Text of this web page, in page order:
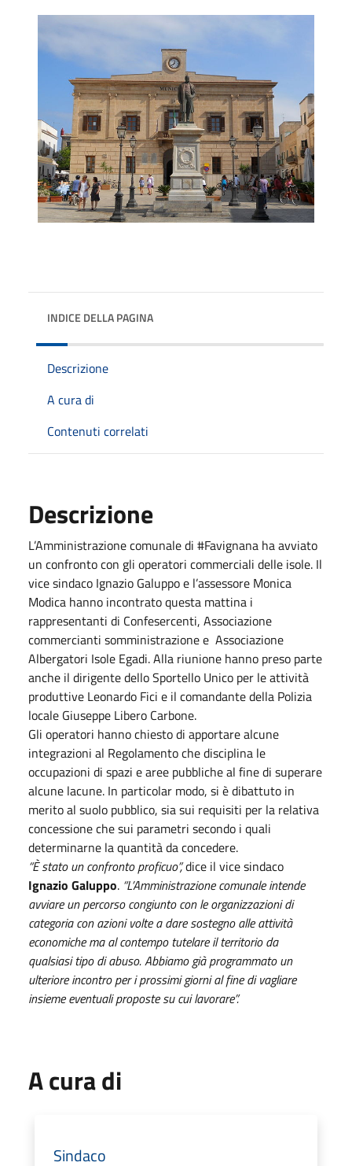
INDICE DELLA PAGINA
Descrizione
A cura di
Contenuti correlati
Descrizione
L’Amministrazione comunale di #Favignana ha avviato
un confronto con gli operatori commerciali delle isole. Il
vice sindaco Ignazio Galuppo e l’assessore Monica
Modica hanno incontrato questa mattina i
rappresentanti di Confesercenti, Associazione
commercianti somministrazione e Associazione
Albergatori Isole Egadi. Alla riunione hanno preso parte
anche il dirigente dello Sportello Unico per le attività
produttive Leonardo Fici e il comandante della Polizia
locale Giuseppe Libero Carbone.
Gli operatori hanno chiesto di apportare alcune
integrazioni al Regolamento che disciplina le
occupazioni di spazi e aree pubbliche al fine di superare
alcune lacune. In particolar modo, si è dibattuto in
merito al suolo pubblico, sia sui requisiti per la relativa
concessione che sui parametri secondo i quali
determinarne la quantità da concedere.
“È stato un confronto proficuo”,dice il vice sindaco
Ignazio Galuppo. “L’Amministrazione comunale intende
avviare un percorso congiunto con le organizzazioni di
categoria con azioni volte a dare sostegno alle attività
economiche ma al contempo tutelare il territorio da
qualsiasi tipo di abuso. Abbiamo già programmato un
ulteriore incontro per i prossimi giorni al fine di vagliare
insieme eventuali proposte su cui lavorare”.
A cura di
Sindaco